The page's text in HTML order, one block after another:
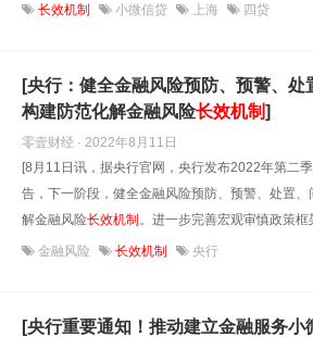
长效机制 小微信贷 上海 四贷
[央行：健全金融风险预防、预警、处
构建防范化解金融风险长效机制]
零壹财经 · 2022年8月11日
[8月11日讯，据央行官网，央行发布2022年第二
告，下一阶段，健全金融风险预防、预警、处置
解金融风险长效机制。进一步完善宏观审慎政策框
金融风险 长效机制 央行
[央行重要通知！推动建立金融服务小